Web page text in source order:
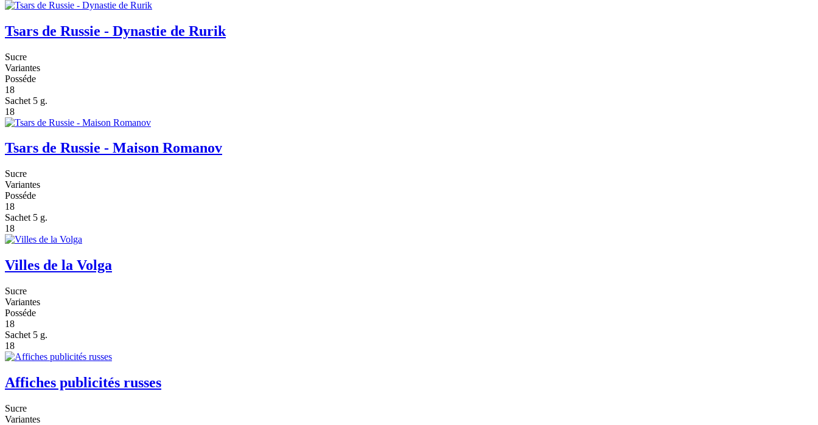
Tsars de Russie - Dynastie de Rurik
Sucre
Variantes
Posséde
18
Sachet 5 g.
18
Tsars de Russie - Maison Romanov
Sucre
Variantes
Posséde
18
Sachet 5 g.
18
Villes de la Volga
Sucre
Variantes
Posséde
18
Sachet 5 g.
18
Affiches publicités russes
Sucre
Variantes